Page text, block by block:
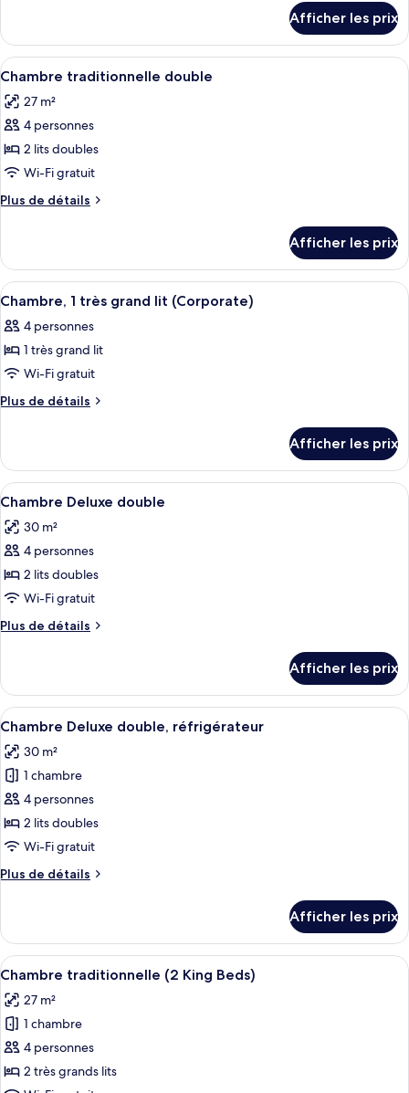
Chambre
traditionnelle,
1
très
grand
lit
(Garden)
Chambre
traditionnelle,
1
grand
lit
Afficher les prix
Afficher
toutes
les
photos
pour
ce
type
de
Chambre
traditionnelle
double
Une chambre d’hôtel avec deux
6
Chambre traditionnelle double
27 m²
4 personnes
2 lits doubles
Wi-Fi gratuit
Plus de détails
Plus
Chambre
traditionnelle
double
Afficher les prix
Afficher
toutes
les
photos
pour
ce
chambre :
Chambre,
1
très
grand
lit
(Corporate)
Une chambre d’hôtel avec un
5
Chambre, 1 très grand lit (Corporate)
4 personnes
1 très grand lit
Wi-Fi gratuit
Plus de détails
Plus
Chambre,
très
lit
(Corporate)
Afficher les prix
Afficher
toutes
les
photos
pour
ce
type
de
Chambre
Deluxe
double
Une chambre d’hôtel avec deux
5
Chambre Deluxe double
30 m²
4 personnes
2 lits doubles
Wi-Fi gratuit
Plus de détails
Plus
Chambre
Deluxe
double
Afficher les prix
Afficher
toutes
les
photos
pour
ce
type
chambre :
double,
réfrigérateur
Une chambre d’hôtel avec deux lits,
3
Chambre Deluxe double, réfrigérateur
30 m²
1 chambre
4 personnes
2 lits doubles
Wi-Fi gratuit
Plus de détails
Plus
Chambre
Deluxe
double,
Afficher les prix
Afficher
toutes
les
photos
pour
ce
Une chambre d’hôtel avec deux lits,
4
Chambre traditionnelle (2 King Beds)
27 m²
1 chambre
4 personnes
2 très grands lits